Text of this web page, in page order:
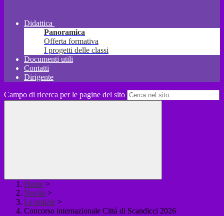
Didattica
Panoramica
Offerta formativa
I progetti delle classi
Documenti utili
Contatti
Dirigente
Campo di ricerca per le pagine del sito
Home >
Novità >
Le notizie >
Concorso internazionale Città di Scandicci 2026